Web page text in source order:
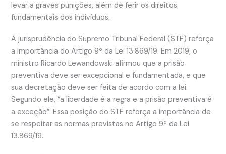
levar a graves punições, além de ferir os direitos
fundamentais dos indivíduos.
A jurisprudência do Supremo Tribunal Federal (STF) reforça
a importância do Artigo 9º da Lei 13.869/19. Em 2019, o
ministro Ricardo Lewandowski afirmou que a prisão
preventiva deve ser excepcional e fundamentada, e que
sua decretação deve ser feita de acordo com a lei.
Segundo ele, “a liberdade é a regra e a prisão preventiva é
a exceção”. Essa posição do STF reforça a importância de
se respeitar as normas previstas no Artigo 9º da Lei
13.869/19.